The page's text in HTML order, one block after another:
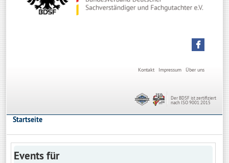
Über uns
Impressum
Kontakt
Der BDSF ist zertifiziert
nach ISO 9001:2015
Startseite
Events für